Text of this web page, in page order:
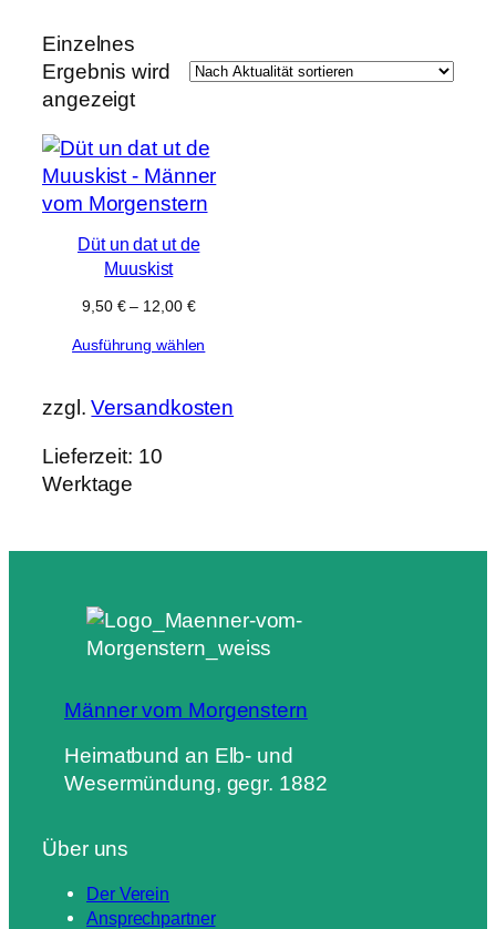
Einzelnes
Ergebnis wird
angezeigt
Düt un dat ut de
Muuskist
9,50 €– 12,00 €
Ausführung wählen
zzgl.Versandkosten
Lieferzeit: 10
Werktage
Männer vom Morgenstern
Heimatbund an Elb- und
Wesermündung, gegr. 1882
Über uns
Der Verein
Ansprechpartner